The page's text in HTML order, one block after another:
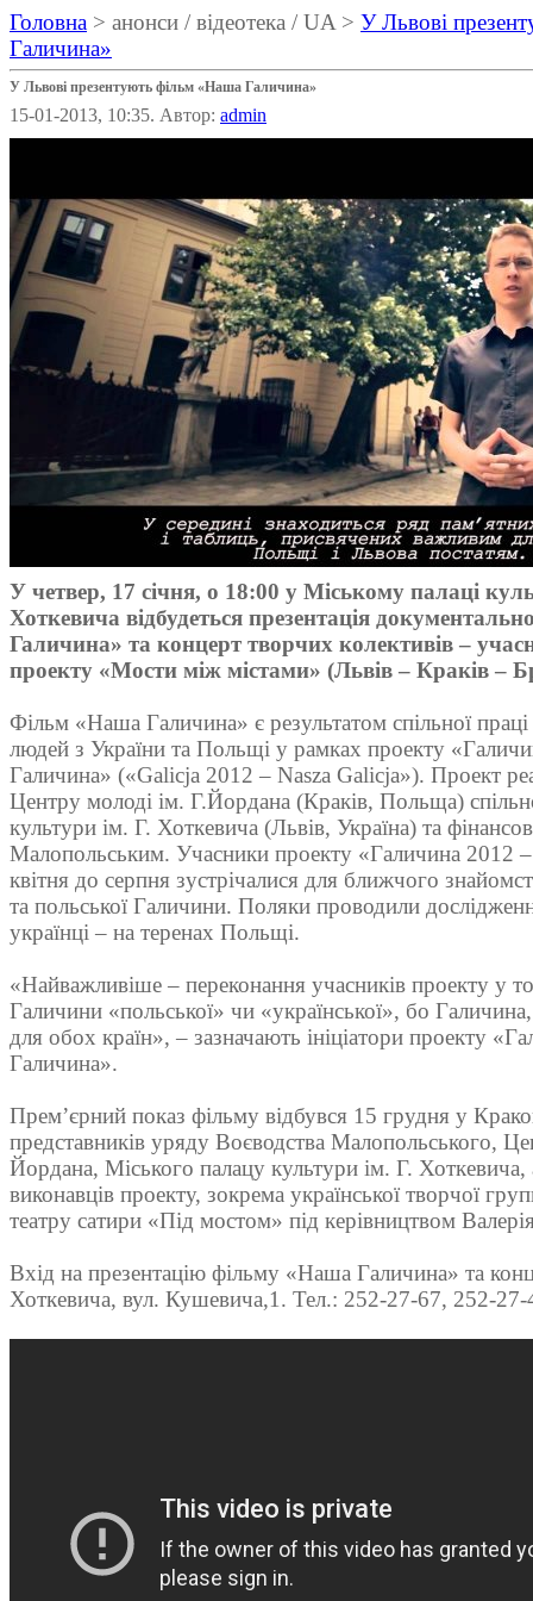
Головна > анонси / відеотека / UA > У Львові
Галичина»
У Львові презентують фільм «Наша Галичина»
15-01-2013, 10:35. Автор: admin
У четвер, 17 січня, о 18:00 у Міському палаці
Хоткевича відбудеться презентація
Галичина» та концерт творчих колективів –
проекту «Мости між містами» (Львів – Краків –
Фільм «Наша Галичина» є результатом спільної
людей з України та Польщі у рамках проекту
Галичина» («Galicja 2012 – Nasza Galicja»). Проект
Центру молоді ім. Г.Йордана (Краків, Польща)
культури ім. Г. Хоткевича (Львів, Україна) та
Малопольським. Учасники проекту «Галичина 2012
квітня до серпня зустрічалися для ближчого
та польської Галичини. Поляки проводили
українці – на теренах Польщі.
«Найважливіше – переконання учасників проекту у
Галичини «польської» чи «української», бо Галичина,
для обох країн», – зазначають ініціатори проекту
Галичина».
Прем’єрний показ фільму відбувся 15 грудня у
представників уряду Воєводства Малопольського,
Йордана, Міського палацу культури ім. Г. Хоткевича,
виконавців проекту, зокрема української творчої
театру сатири «Під мостом» під керівництвом
Вхід на презентацію фільму «Наша Галичина» та
Хоткевича, вул. Кушевича,1. Тел.: 252-27-67, 252-27-